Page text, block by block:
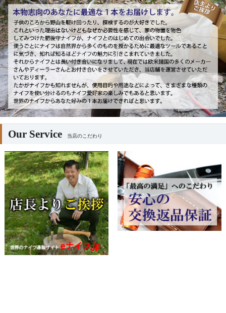
Our Service 当店のこだわり